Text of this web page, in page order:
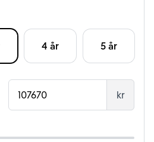
4 år 5 år
kr